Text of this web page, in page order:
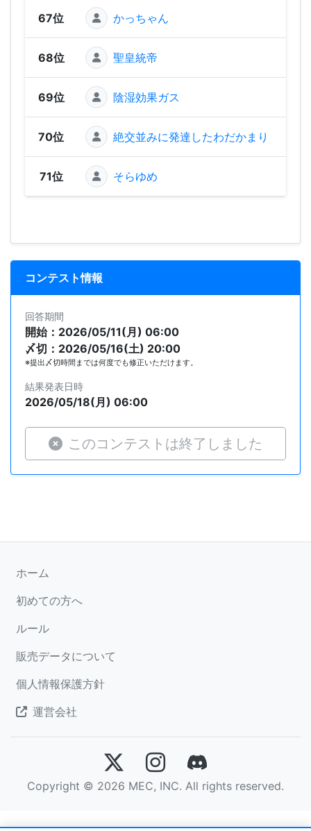
67位 かっちゃん
68位 聖皇統帝
69位 陰湿効果ガス
70位 絶交並みに発達したわだかまり
71位 そらゆめ
コンテスト情報
回答期間
開始：2026/05/11(月) 06:00
〆切：2026/05/16(土) 20:00
※提出〆切時間までは何度でも修正いただけます。
結果発表日時
2026/05/18(月) 06:00
このコンテストは終了しました
ホーム
初めての方へ
ルール
販売データについて
個人情報保護方針
運営会社
Copyright © 2026 MEC, INC. All rights reserved.